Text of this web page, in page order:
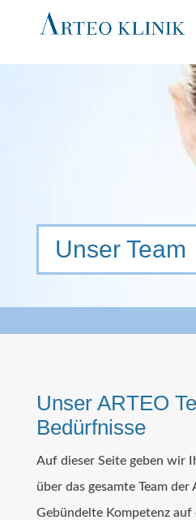
Unser Team
Unser ARTEO
Bedürfnisse
Auf dieser Seite geben wir
über das gesamte Team der
Gebündelte Kompetenz auf